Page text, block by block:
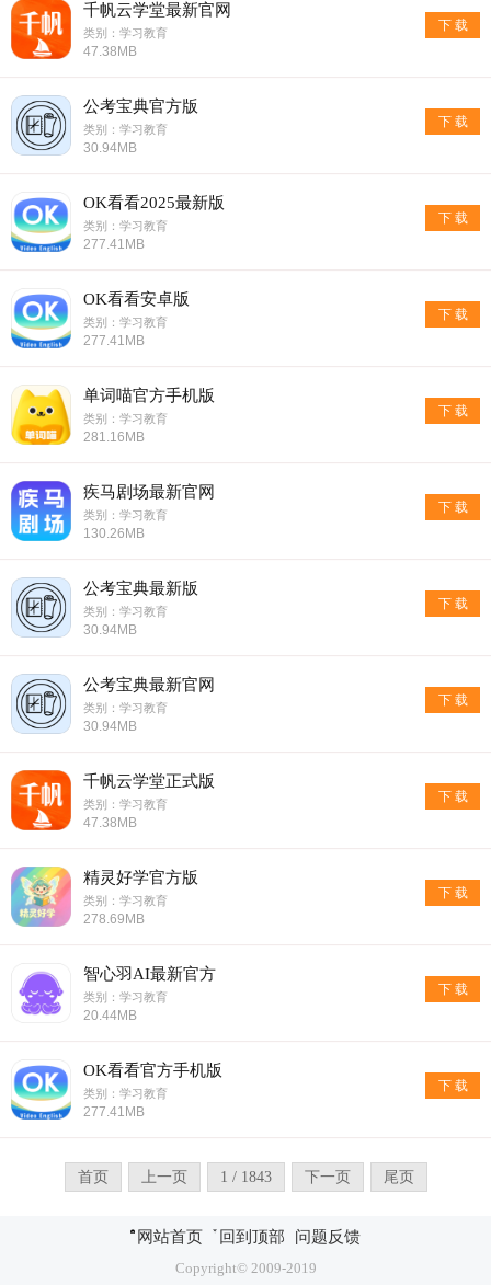
千帆云学堂最新官网
类别：学习教育
47.38MB
下 载
公考宝典官方版
类别：学习教育
30.94MB
下 载
OK看看2025最新版
类别：学习教育
277.41MB
下 载
OK看看安卓版
类别：学习教育
277.41MB
下 载
单词喵官方手机版
类别：学习教育
281.16MB
下 载
疾马剧场最新官网
类别：学习教育
130.26MB
下 载
公考宝典最新版
类别：学习教育
30.94MB
下 载
公考宝典最新官网
类别：学习教育
30.94MB
下 载
千帆云学堂正式版
类别：学习教育
47.38MB
下 载
精灵好学官方版
类别：学习教育
278.69MB
下 载
智心羽AI最新官方
类别：学习教育
20.44MB
下 载
OK看看官方手机版
类别：学习教育
277.41MB
下 载
首页 上一页 1 / 1843 下一页 尾页
网站首页 回到顶部 问题反馈
Copyright© 2009-2019